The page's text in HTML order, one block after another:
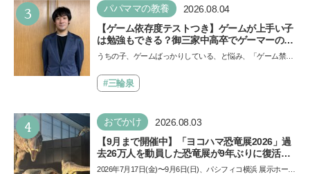
3 パパママの教養 2026.08.04
【ゲーム依存度テストつき】ゲームが上手い子
は勉強もできる？御三家中高卒でゲーマーの医
師・阿部智史さんが教えるゲームしながら受験
うちの子、ゲームばっかりしている、と悩み、「ゲーム禁
も…#三輪泉
4 おでかけ 2026.08.03
【9月まで開催中】「ヨコハマ恐竜展2026」過
去26万人を動員した恐竜展が9年ぶりに復活！
夏休みのおでかけで楽しむポイントを完全ガイ
2026年7月17日(金)〜9月6日(日)、パシフィコ横浜 展示ホール